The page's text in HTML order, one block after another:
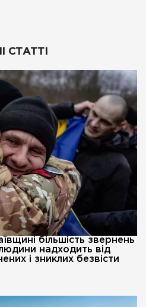
СТАТТІ
більшість звернень
надходить від
і зниклих безвісти